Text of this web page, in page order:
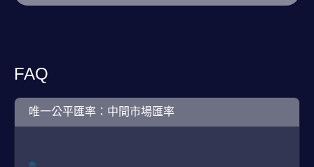
FAQ
唯一公平匯率：中間市場匯率